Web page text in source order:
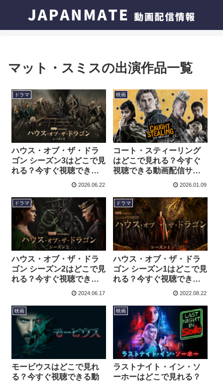
マット・スミスの出演作品一覧
ドラマ
ハウス・オブ・ザ・ドラ
ゴン シーズン3はどこで見
れる？今すぐ視聴できる
動画配信サービスを紹
2026.06.22
映画
コート・スティーリング
はどこで見れる？今すぐ
視聴できる動画配信サー
2026.01.09
ドラマ
ハウス・オブ・ザ・ドラ
ゴン シーズン2はどこで見
れる？今すぐ視聴できる
動画配信サービスを紹
2024.06.17
ドラマ
ハウス・オブ・ザ・ドラ
ゴン シーズン1はどこで見
れる？今すぐ視聴できる
動画配信サービスを紹
2022.08.22
映画
モービウスはどこで見れ
る？今すぐ視聴できる動
映画
ラストナイト・イン・ソ
ーホーはどこで見れる？